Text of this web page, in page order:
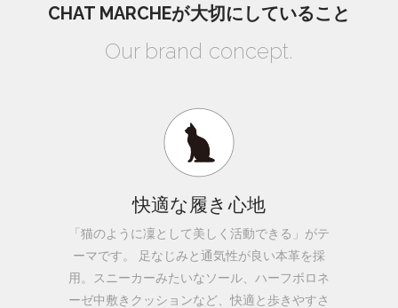
CHAT MARCHEが大切にしていること
Our brand concept.
快適な履き心地
「猫のように凜として美しく活動できる」がテ
ーマです。 足なじみと通気性が良い本革を採
用。スニーカーみたいなソール、ハーフボロネ
ーゼ中敷きクッションなど、快適と歩きやすさ